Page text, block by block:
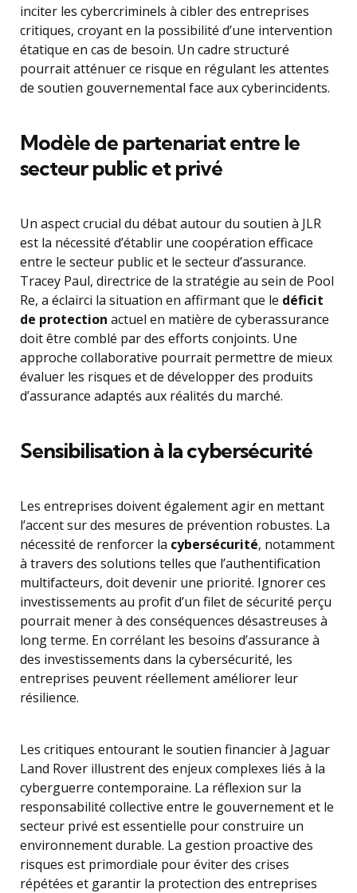
inciter les cybercriminels à cibler des entreprises
critiques, croyant en la possibilité d’une intervention
étatique en cas de besoin. Un cadre structuré
pourrait atténuer ce risque en régulant les attentes
de soutien gouvernemental face aux cyberincidents.
Modèle de partenariat entre le
secteur public et privé
Un aspect crucial du débat autour du soutien à JLR
est la nécessité d’établir une coopération efficace
entre le secteur public et le secteur d’assurance.
Tracey Paul, directrice de la stratégie au sein de Pool
Re, a éclairci la situation en affirmant que le déficit
de protection actuel en matière de cyberassurance
doit être comblé par des efforts conjoints. Une
approche collaborative pourrait permettre de mieux
évaluer les risques et de développer des produits
d’assurance adaptés aux réalités du marché.
Sensibilisation à la cybersécurité
Les entreprises doivent également agir en mettant
l’accent sur des mesures de prévention robustes. La
nécessité de renforcer la cybersécurité, notamment
à travers des solutions telles que l’authentification
multifacteurs, doit devenir une priorité. Ignorer ces
investissements au profit d’un filet de sécurité perçu
pourrait mener à des conséquences désastreuses à
long terme. En corrélant les besoins d’assurance à
des investissements dans la cybersécurité, les
entreprises peuvent réellement améliorer leur
résilience.
Les critiques entourant le soutien financier à Jaguar
Land Rover illustrent des enjeux complexes liés à la
cyberguerre contemporaine. La réflexion sur la
responsabilité collective entre le gouvernement et le
secteur privé est essentielle pour construire un
environnement durable. La gestion proactive des
risques est primordiale pour éviter des crises
répétées et garantir la protection des entreprises